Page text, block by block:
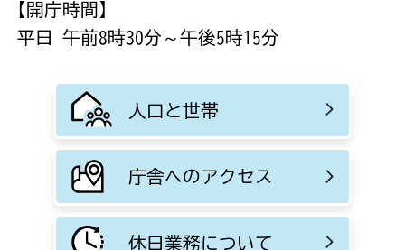
【開庁時間】
平日 午前8時30分～午後5時15分
人口と世帯
庁舎へのアクセス
休日業務について